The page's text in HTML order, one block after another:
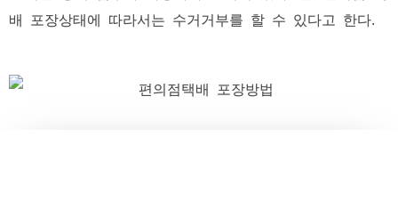
배 포장상태에 따라서는 수거거부를 할 수 있다고 한다.